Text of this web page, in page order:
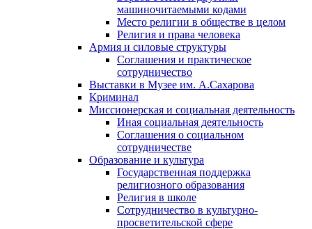
машиночитаемыми кодами
Место религии в обществе в целом
Религия и права человека
Армия и силовые структуры
Соглашения и практическое
сотрудничество
Выставки в Музее им. А.Сахарова
Криминал
Миссионерская и социальная деятельность
Иная социальная деятельность
Соглашения о социальном
сотрудничестве
Образование и культура
Государственная поддержка
религиозного образования
Религия в школе
Сотрудничество в культурно-
просветительской сфере